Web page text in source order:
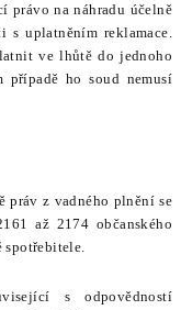
právo na náhradu účelně
uplatněním reklamace.
ve lhůtě do jednoho
případě ho soud nemusí
práv z vadného plnění se
až 2174 občanského
spotřebitele.
s odpovědností